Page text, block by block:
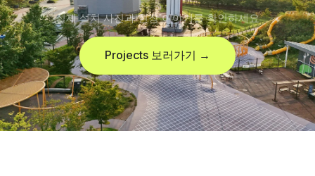
실제 설치 사진과 현장 이야기를 확인하세요
Projects 보러가기 →